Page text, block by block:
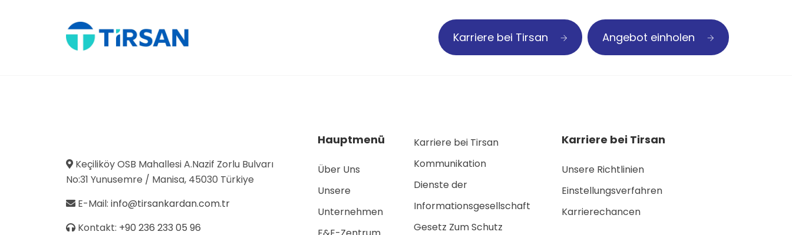
Karriere bei Tirsan Angebot einholen
Keçiliköy OSB Mahallesi A.Nazif Zorlu Bulvarı
No:31 Yunusemre / Manisa, 45030 Türkiye
E-Mail: info@tirsankardan.com.tr
Kontakt: +90 236 233 05 96
Hauptmenü
Über Uns
Unsere
Unternehmen
Karriere bei Tirsan
Kommunikation
Dienste der
Informationsgesellschaft
Gesetz Zum Schutz
Karriere bei Tirsan
Unsere Richtlinien
Einstellungsverfahren
Karrierechancen